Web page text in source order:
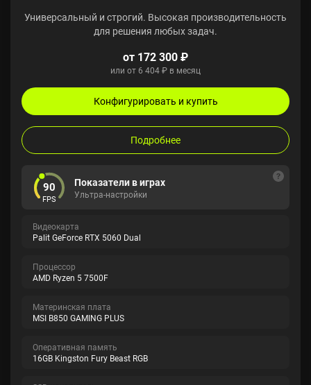
Универсальный и строгий. Высокая производительность
для решения любых задач.
от 172 300 ₽
или от 6 404 ₽ в месяц
Конфигурировать и купить
Подробнее
90
FPS
Показатели в играх
Ультра-настройки
Видеокарта
Palit GeForce RTX 5060 Dual
Процессор
AMD Ryzen 5 7500F
Материнская плата
MSI B850 GAMING PLUS
Оперативная память
16GB Kingston Fury Beast RGB